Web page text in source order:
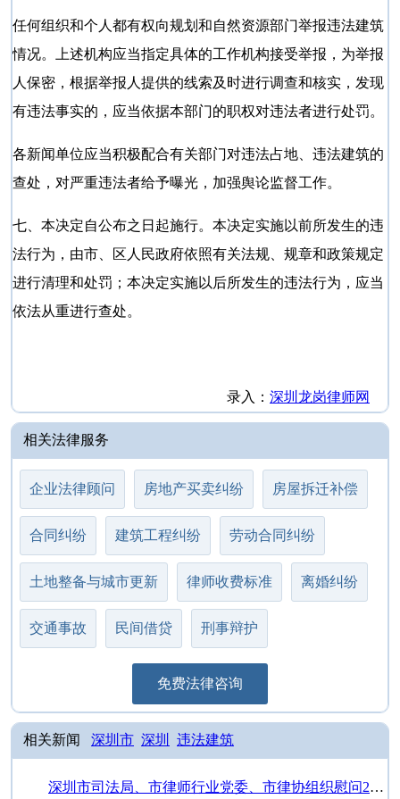
任何组织和个人都有权向规划和自然资源部门举报违法建筑
情况。上述机构应当指定具体的工作机构接受举报，为举报
人保密，根据举报人提供的线索及时进行调查和核实，发现
有违法事实的，应当依据本部门的职权对违法者进行处罚。
各新闻单位应当积极配合有关部门对违法占地、违法建筑的
查处，对严重违法者给予曝光，加强舆论监督工作。
七、本决定自公布之日起施行。本决定实施以前所发生的违
法行为，由市、区人民政府依照有关法规、规章和政策规定
进行清理和处罚；本决定实施以后所发生的违法行为，应当
依法从重进行查处。
录入： 深圳龙岗律师网
相关法律服务
企业法律顾问 房地产买卖纠纷 房屋拆迁补偿
合同纠纷 建筑工程纠纷 劳动合同纠纷
土地整备与城市更新 律师收费标准 离婚纠纷
交通事故 民间借贷 刑事辩护
免费法律咨询
相关新闻 深圳市 深圳 违法建筑
深圳市司法局、市律师行业党委、市律协组织慰问2024年度“1+1”法援律师…